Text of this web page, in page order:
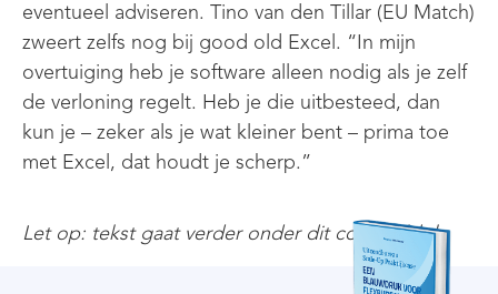
eventueel adviseren. Tino van den Tillar (EU Match)
zweert zelfs nog bij good old Excel. “In mijn
overtuiging heb je software alleen nodig als je zelf
de verloning regelt. Heb je die uitbesteed, dan
kun je – zeker als je wat kleiner bent – prima toe
met Excel, dat houdt je scherp.”
Let op: tekst gaat verder onder dit contentblok